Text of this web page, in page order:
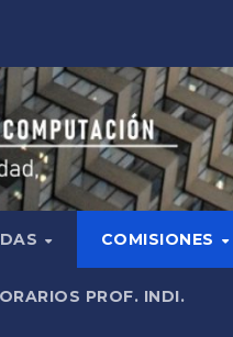
COMISIONES
PROF. INDI.